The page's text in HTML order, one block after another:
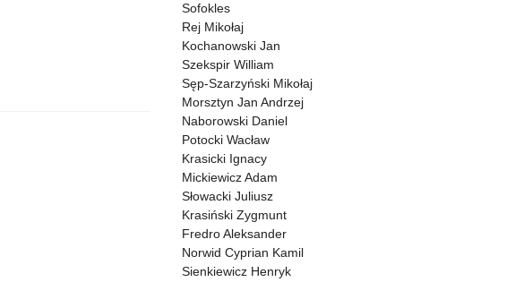
Sofokles
Rej Mikołaj
Kochanowski Jan
Szekspir William
Sęp-Szarzyński Mikołaj
Morsztyn Jan Andrzej
Naborowski Daniel
Potocki Wacław
Krasicki Ignacy
Mickiewicz Adam
Słowacki Juliusz
Krasiński Zygmunt
Fredro Aleksander
Norwid Cyprian Kamil
Sienkiewicz Henryk